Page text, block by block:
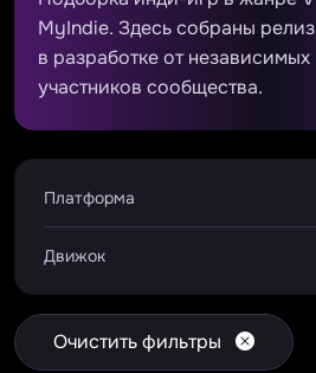
MyIndie. Здесь собраны
в разработке от
участников сообщества.
Платформа
Движок
Очистить фильтры